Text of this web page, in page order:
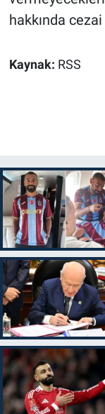
hakkında
Kaynak: RSS